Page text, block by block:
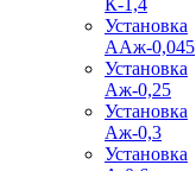
Установка
ААж-0,045
Установка
Аж-0,25
Установка
Аж-0,3
Установка